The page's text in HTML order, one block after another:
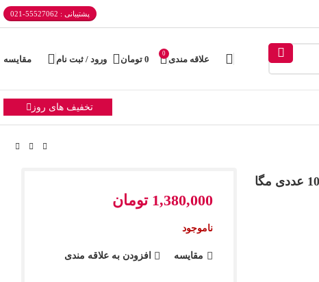
پشتیبانی : 55527062-021
علاقه مندی
0
0 تومان ورود / ثبت نام مقایسه
تخفیف های روز
1,380,000 تومان
ناموجود
مقایسه افزودن به علاقه مندی